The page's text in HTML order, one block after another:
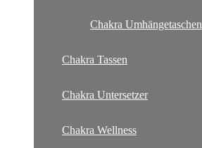
Chakra Umhängetaschen
Chakra Tassen
Chakra Untersetzer
Chakra Wellness